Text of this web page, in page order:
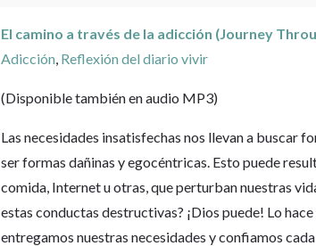
El camino a través de la adicción (Journey
Adicción Reflexión del diario vivir
(Disponible también en audio MP3)
Las necesidades insatisfechas nos llevan a buscar
ser formas dañinas y egocéntricas. Esto puede
comida, Internet u otras, que perturban nuestras
estas conductas destructivas? ¡Dios puede! Lo
entregamos nuestras necesidades y confiamos